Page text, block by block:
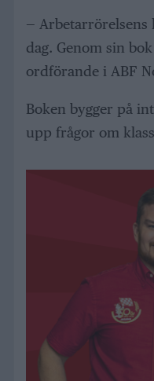
—
dag. Genom sin
ordförande i ABF
Boken bygger på
upp frågor om